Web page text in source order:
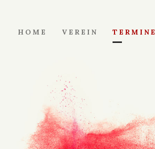
HOME VEREIN TERMINE